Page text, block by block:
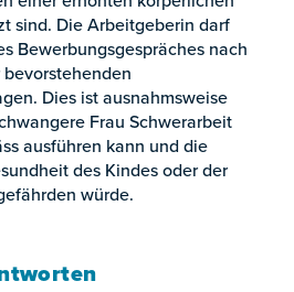
sind. Die Arbeitgeberin darf
Bewerbungsgespräches nach
Dies ist ausnahmsweise
Frau Schwerarbeit
ausführen kann und die
des Kindes oder der
würde.